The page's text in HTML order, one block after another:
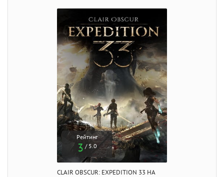
Рейтинг
3 / 5.0
CLAIR OBSCUR: EXPEDITION 33 НА